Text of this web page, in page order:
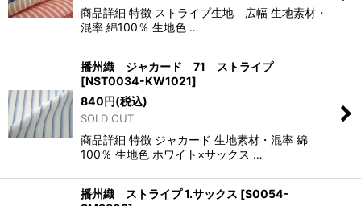
商品詳細 特徴 ストライプ生地 広幅 生地素材・
混率 綿100％ 生地色 …
播州織 ジャカード 71 ストライプ
[NST0034-KW1021]
840円(税込)
SOLD OUT
商品詳細 特徴 ジャカード 生地素材・混率 綿
100％ 生地色 ホワイト×サックス …
播州織 ストライプ 1.サックス [S0054-